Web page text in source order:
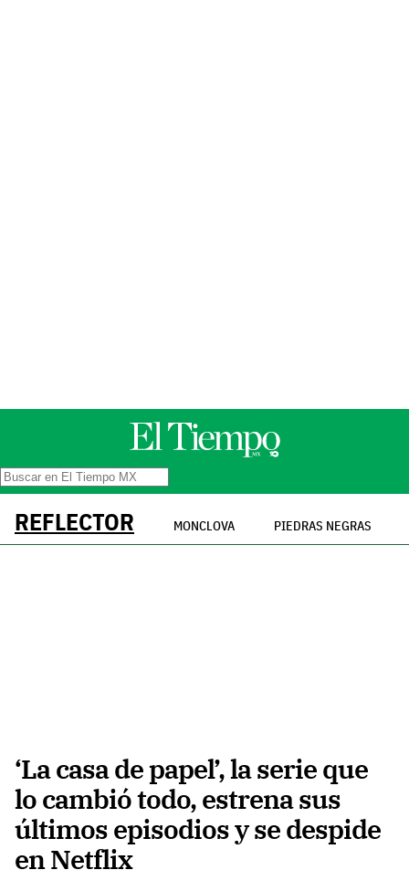
REFLECTOR MONCLOVA PIEDRAS NEGRAS
‘La casa de papel’, la serie que
lo cambió todo, estrena sus
últimos episodios y se despide
en Netflix